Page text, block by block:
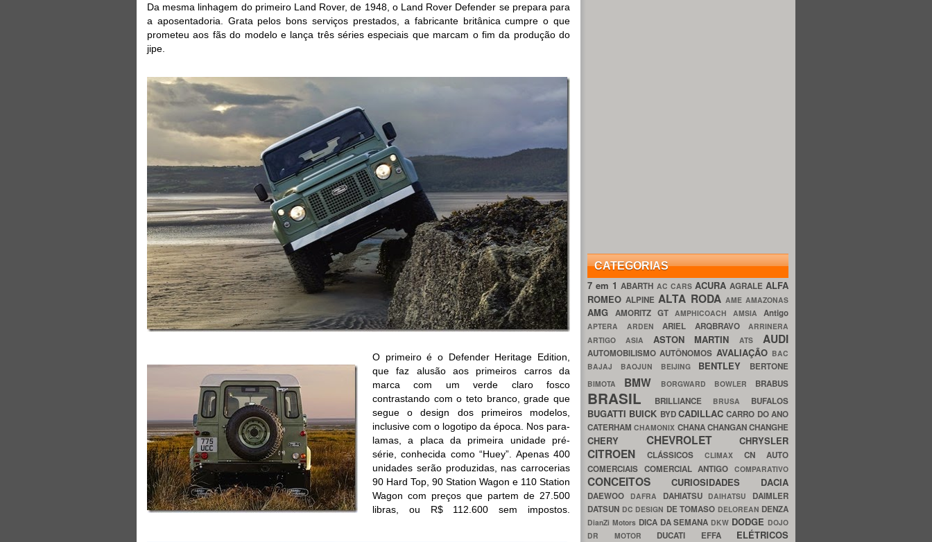
Da mesma linhagem do primeiro Land Rover, de 1948, o Land Rover Defender se prepara para
a aposentadoria. Grata pelos bons serviços prestados, a fabricante britânica cumpre o que
prometeu aos fãs do modelo e lança três séries especiais que marcam o fim da produção do
jipe.
O primeiro é o Defender Heritage Edition,
que faz alusão aos primeiros carros da
marca com um verde claro fosco
contrastando com o teto branco, grade que
segue o design dos primeiros modelos,
inclusive com o logotipo da época. Nos para-
lamas, a placa da primeira unidade pré-
série, conhecida como “Huey”. Apenas 400
unidades serão produzidas, nas carrocerias
90 Hard Top, 90 Station Wagon e 110 Station
Wagon com preços que partem de 27.500
libras, ou R$ 112.600 sem impostos.
CATEGORIAS
7 em 1ABARTH AC CARS ACURA AGRALE ALFA
ROMEOALPINEALTA RODA AME AMAZONAS
AMG AMORITZ GT AMPHICOACH AMSIA Antigo
APTERA ARDEN ARIEL ARQBRAVO ARRINERA
ARTIGO ASIA ASTON MARTINATS AUDI
AUTOMOBILISMOAUTÔNOMOS AVALIAÇÃO BAC
BAJAJ BAOJUN BEIJING BENTLEY BERTONE
BIMOTA BMW BORGWARD BOWLER BRABUS
BRASIL BRILLIANCE BRUSA BUFALOS
BUGATTI BUICK BYDCADILLACCARRO DO ANO
CATERHAMCHAMONIX CHANACHANGANCHANGHE
CHERY CHEVROLET CHRYSLER
CITROEN CLÁSSICOS CLIMAX CN AUTO
COMERCIAIS COMERCIAL ANTIGOCOMPARATIVO
CONCEITOS CURIOSIDADES DACIA
DAEWOO DAFRA DAHIATSU DAIHATSU DAIMLER
DATSUN DC DESIGN DE TOMASO DELOREAN DENZA
DianZi Motors DICA DA SEMANA DKW DODGE DOJO
DR MOTOR DUCATI EFFA ELÉTRICOS